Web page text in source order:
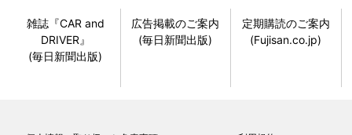
雑誌『CAR and
DRIVER』
(毎日新聞出版)
広告掲載のご案内
(毎日新聞出版)
定期購読のご案内
(Fujisan.co.jp)